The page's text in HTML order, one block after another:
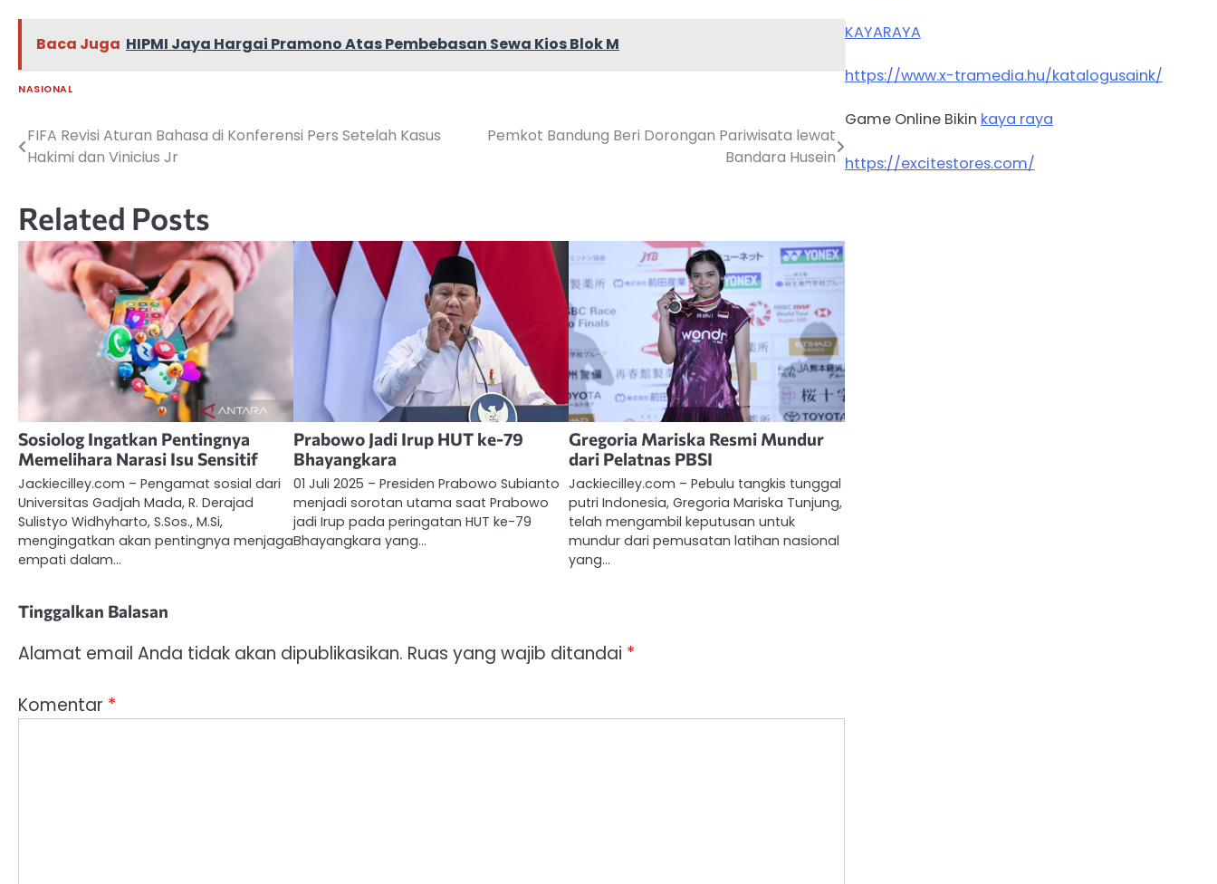
Baca Juga HIPMI Jaya Hargai Pramono Atas Pembebasan Sewa Kios Blok M
NASIONAL
Navigasi
FIFA Revisi Aturan Bahasa di Konferensi Pers Setelah Kasus
Hakimi dan Vinicius Jr
Pemkot Bandung Beri Dorongan Pariwisata lewat
Bandara Husein
Related Posts
Sosiolog Ingatkan Pentingnya
Memelihara Narasi Isu Sensitif
Jackiecilley.com – Pengamat sosial dari
Universitas Gadjah Mada, R. Derajad
Sulistyo Widhyharto, S.Sos., M.Si,
mengingatkan akan pentingnya menjaga
empati dalam…
Prabowo Jadi Irup HUT ke-79
Bhayangkara
01 Juli 2025 – Presiden Prabowo Subianto
menjadi sorotan utama saat Prabowo
jadi Irup pada peringatan HUT ke-79
Bhayangkara yang…
Gregoria Mariska Resmi Mundur
dari Pelatnas PBSI
Jackiecilley.com – Pebulu tangkis tunggal
putri Indonesia, Gregoria Mariska Tunjung,
telah mengambil keputusan untuk
mundur dari pemusatan latihan nasional
yang…
Tinggalkan Balasan
Alamat email Anda tidak akan dipublikasikan. Ruas yang wajib ditandai *
Komentar *
KAYARAYA
https://www.x-tramedia.hu/katalogusaink/
Game Online Bikin kaya raya
https://excitestores.com/